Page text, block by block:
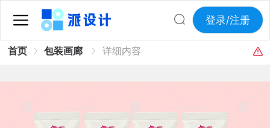
登录/注册
首页 包装画廊 详细内容